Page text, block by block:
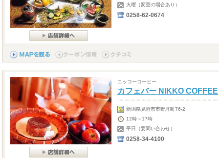
火曜（変更の場合あり）
0258-62-0674
ニッコーコーヒー
カフェバー NIKKO COFFEE
新潟県見附市市野坪町76-2
12時～17時
平日（要問い合わせ）
0258-34-4100